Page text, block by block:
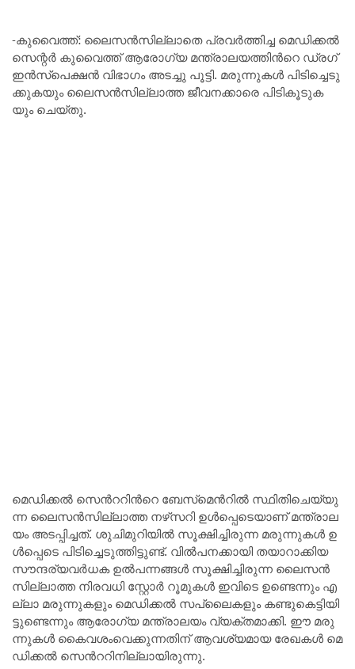
-കു​വൈ​ത്ത്: ലൈ​സ​ൻ​സി​ല്ലാ​തെ പ്ര​വ​ർ​ത്തി​ച്ച മെ​ഡി​ക്ക​ൽ
സെ​ന്റ​ർ കു​വൈ​ത്ത് ആ​രോ​ഗ്യ മ​ന്ത്രാ​ല​യ​ത്തി​ന്‍റെ ഡ്ര​ഗ്
ഇ​ൻ​സ്‌​പെ​ക്ഷ​ൻ വി​ഭാ​ഗം അടച്ചു പൂ​ട്ടി​. മ​രു​ന്നു​ക​ൾ പി​ടി​ച്ചെ​ടു​
ക്കു​ക​യും ലൈ​സ​ൻ​സി​ല്ലാ​ത്ത ജീ​വ​ന​ക്കാ​രെ പി​ടി​കൂ​ടു​ക​
യും ചെ​യ്തു.
മെ​ഡി​ക്ക​ൽ സെ​ന്‍റ​റി​ന്‍റെ ബേ​സ്‌​മെ​ന്‍റി​ൽ സ്ഥി​തി​ചെ​യ്യു​
ന്ന ലൈ​സ​ൻ​സി​ല്ലാ​ത്ത ന​ഴ്‌​സ​റി ഉ​ൾ​പ്പെ​ടെ​യാ​ണ് മ​ന്ത്രാ​ല​
യം അ​ട​പ്പി​ച്ച​ത്. ശു​ചി​മു​റി​യി​ൽ സൂ​ക്ഷി​ച്ചി​രു​ന്ന മ​രു​ന്നു​ക​ൾ ഉ​
ൾ​പ്പെ​ടെ പി​ടി​ച്ചെ​ടു​ത്തി​ട്ടു​ണ്ട്. വി​ൽ​പ​ന​ക്കാ​യി ത​യാ​റാ​ക്കി​യ
സൗ​ന്ദ​ര്യ​വ​ർ​ധ​ക ഉ​ൽ​പ​ന്ന​ങ്ങ​ൾ സൂ​ക്ഷി​ച്ചി​രു​ന്ന ലൈ​സ​ൻ​
സി​ല്ലാ​ത്ത നി​ര​വ​ധി സ്റ്റോ​ർ റൂ​മു​ക​ൾ ഇ​വി​ടെ ഉ​ണ്ടെ​ന്നും എ​
ല്ലാ മ​രു​ന്നു​ക​ളും മെ​ഡി​ക്ക​ൽ സ​പ്ലൈ​ക​ളും ക​ണ്ടു​കെ​ട്ടി​യി​
ട്ടു​ണ്ടെ​ന്നും ആ​രോ​ഗ്യ മ​ന്ത്രാ​ല​യം വ്യക്തമാക്കി. ഈ ​മ​രു​
ന്നു​ക​ൾ കൈ​വ​ശം​വെ​ക്കു​ന്ന​തി​ന് ആ​വ​ശ്യ​മാ​യ രേ​ഖ​ക​ൾ ​മെ​
ഡി​ക്ക​ൽ സെ​ന്‍റ​റി​നി​ല്ലാ​യി​രു​ന്നു.